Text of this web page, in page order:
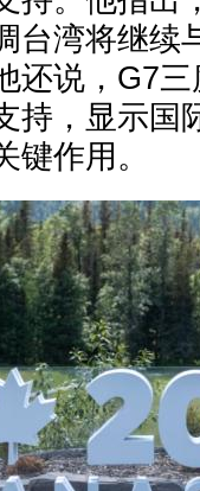
台湾将继续
还说，G7
持，显示国
作用。